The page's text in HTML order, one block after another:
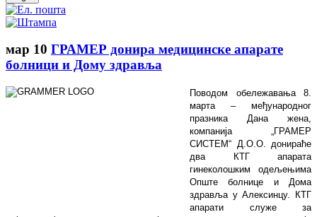
мар 10 ГРАМЕР донира медицинске апарате
болници и Дому здравља
Поводом обележавања 8.
марта – међународног
празника Дана жена,
компанија „ГРАМ EР
СИСТЕМ“ Д.О.О. донираће
два КТГ апарата
гинеколошким одељењима
Опште болнице и Дома
здравља у Алексинцу. КТГ
апарати служе за